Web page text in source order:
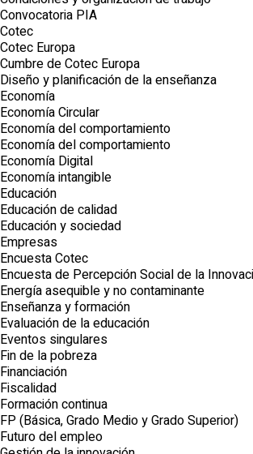
Convocatoria PIA
Cotec
Cotec Europa
Cumbre de Cotec Europa
Diseño y planificación de la enseñanza
Economía
Economía Circular
Economía del comportamiento
Economía del comportamiento
Economía Digital
Economía intangible
Educación
Educación de calidad
Educación y sociedad
Empresas
Encuesta Cotec
Encuesta de Percepción Social de la
Energía asequible y no contaminante
Enseñanza y formación
Evaluación de la educación
Eventos singulares
Fin de la pobreza
Financiación
Fiscalidad
Formación continua
FP (Básica, Grado Medio y Grado Superior)
Futuro del empleo